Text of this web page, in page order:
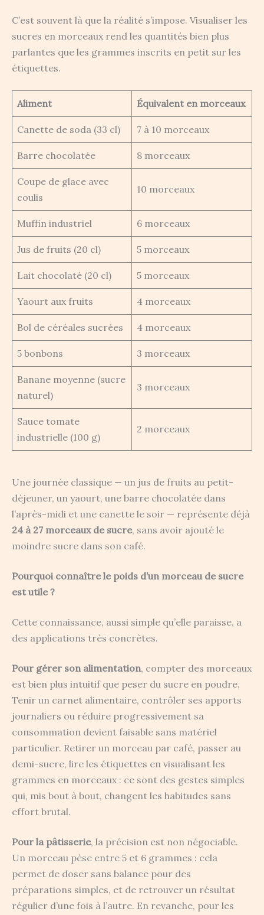
C’est souvent là que la réalité s’impose. Visualiser les
sucres en morceaux rend les quantités bien plus
parlantes que les grammes inscrits en petit sur les
étiquettes.
Aliment Équivalent en morceaux
Canette de soda (33 cl) 7 à 10 morceaux
Barre chocolatée 8 morceaux
Coupe de glace avec
coulis
10 morceaux
Muffin industriel 6 morceaux
Jus de fruits (20 cl) 5 morceaux
Lait chocolaté (20 cl) 5 morceaux
Yaourt aux fruits 4 morceaux
Bol de céréales sucrées 4 morceaux
5 bonbons 3 morceaux
Banane moyenne (sucre
naturel)
3 morceaux
Sauce tomate
industrielle (100 g)
2 morceaux
Une journée classique — un jus de fruits au petit-
déjeuner, un yaourt, une barre chocolatée dans
l’après-midi et une canette le soir — représente déjà
24 à 27 morceaux de sucre, sans avoir ajouté le
moindre sucre dans son café.
Pourquoi connaître le poids d’un morceau de sucre
est utile ?
Cette connaissance, aussi simple qu’elle paraisse, a
des applications très concrètes.
Pour gérer son alimentation, compter des morceaux
est bien plus intuitif que peser du sucre en poudre.
Tenir un carnet alimentaire, contrôler ses apports
journaliers ou réduire progressivement sa
consommation devient faisable sans matériel
particulier. Retirer un morceau par café, passer au
demi-sucre, lire les étiquettes en visualisant les
grammes en morceaux : ce sont des gestes simples
qui, mis bout à bout, changent les habitudes sans
effort brutal.
Pour la pâtisserie, la précision est non négociable.
Un morceau pèse entre 5 et 6 grammes : cela
permet de doser sans balance pour des
préparations simples, et de retrouver un résultat
régulier d’une fois à l’autre. En revanche, pour les